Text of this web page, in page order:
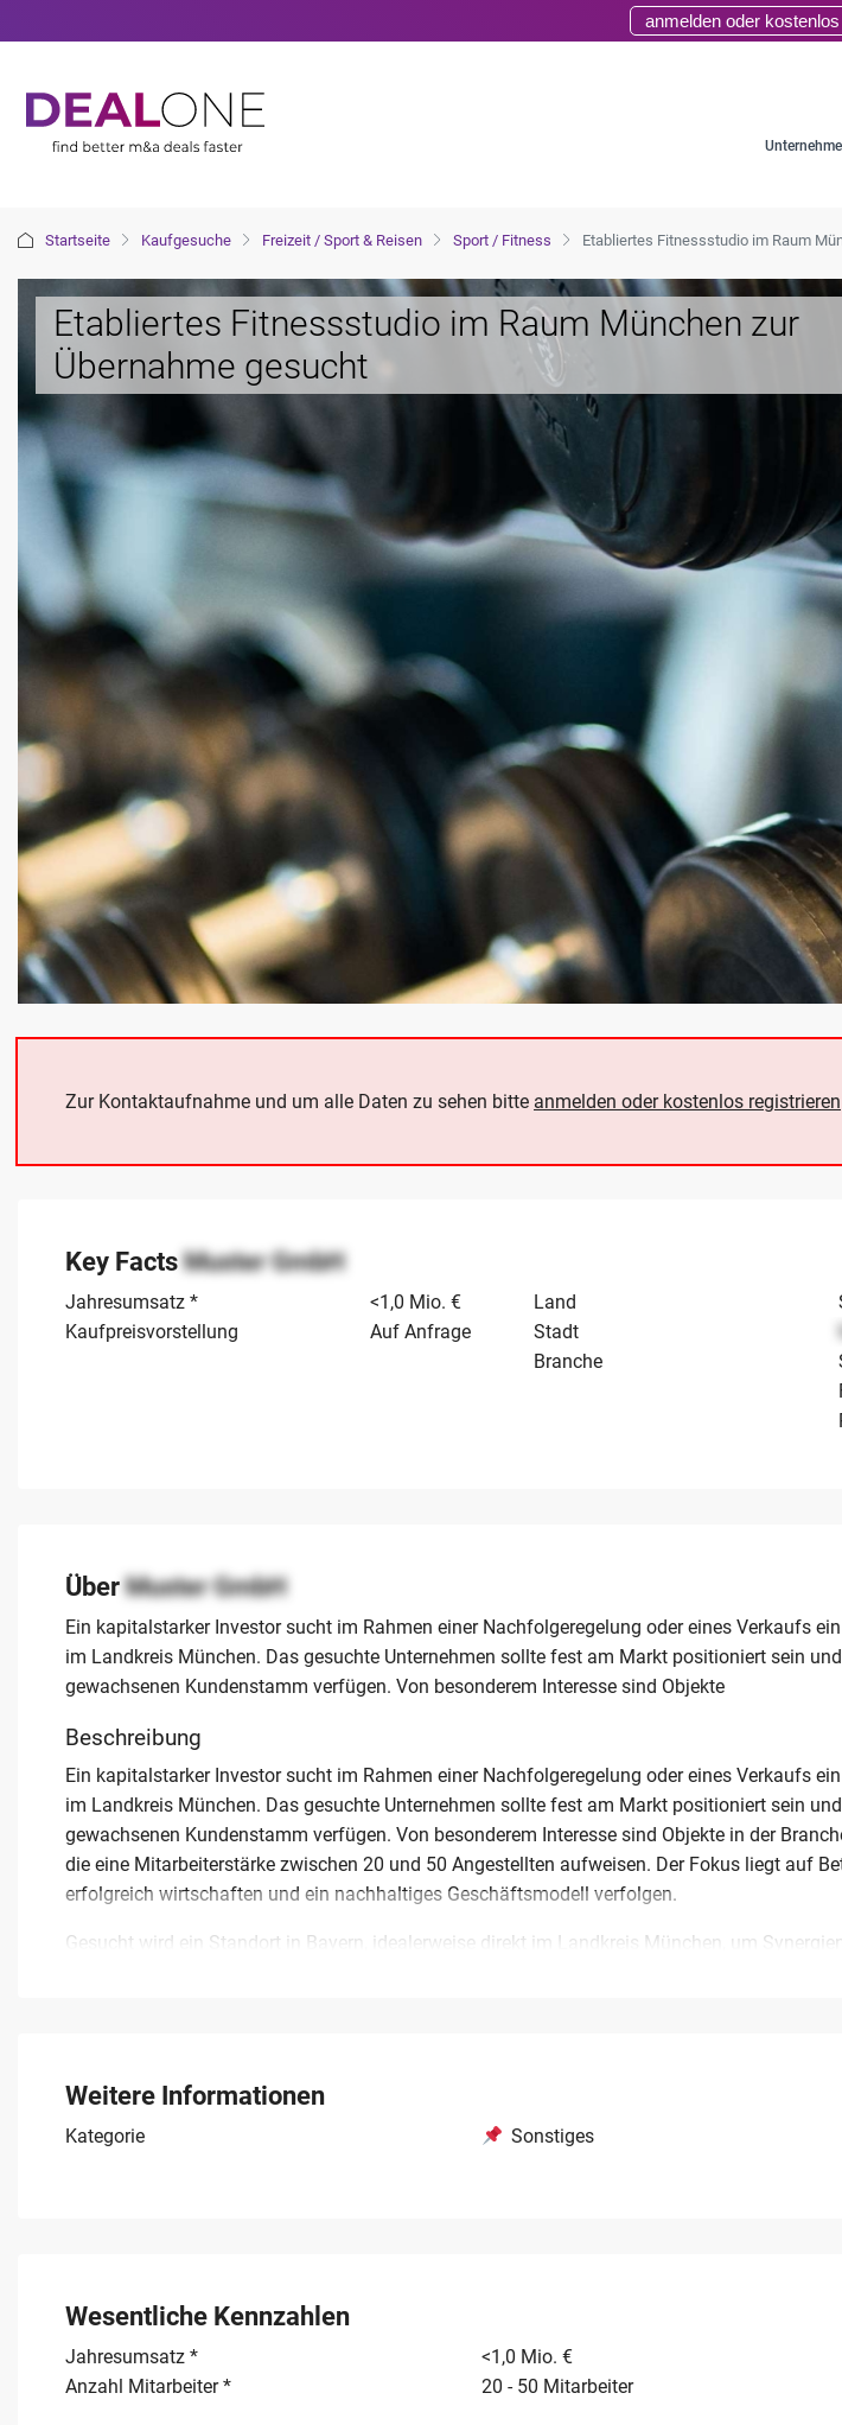
anmelden oder
Startseite Kaufgesuche Freizeit / Sport & Reisen Sport / Fitness Etabliertes Fitnessstudio im Raum
Etabliertes Fitnessstudio im Raum München zur
Übernahme gesucht
Zur Kontaktaufnahme und um alle Daten zu sehen bitte anmelden oder kostenlos registrieren
Key FactsMuster GmbH
Jahresumsatz *
<1,0 Mio. €
Kaufpreisvorstellung
Auf Anfrage
Land
Stadt
Branche
ÜberMuster GmbH
Ein kapitalstarker Investor sucht im Rahmen einer Nachfolgeregelung oder eines Verkaufs
im Landkreis München. Das gesuchte Unternehmen sollte fest am Markt positioniert sein
gewachsenen Kundenstamm verfügen. Von besonderem Interesse sind Objekte
Beschreibung
Ein kapitalstarker Investor sucht im Rahmen einer Nachfolgeregelung oder eines Verkaufs
im Landkreis München. Das gesuchte Unternehmen sollte fest am Markt positioniert sein
gewachsenen Kundenstamm verfügen. Von besonderem Interesse sind Objekte in der
die eine Mitarbeiterstärke zwischen 20 und 50 Angestellten aufweisen. Der Fokus liegt auf
erfolgreich wirtschaften und ein nachhaltiges Geschäftsmodell verfolgen.
Gesucht wird ein Standort in Bayern, idealerweise direkt im Landkreis München, um
können. Der Kaufinteressent verfügt über das notwendige Kapital für eine zeitnahe
wirtschaftlichen Eckdaten eine solide Grundlage für eine Fortführung bieten.
Weitere Informationen
Kategorie Sonstiges
Wesentliche Kennzahlen
Jahresumsatz *
<1,0 Mio. €
Anzahl Mitarbeiter *
20 - 50 Mitarbeiter